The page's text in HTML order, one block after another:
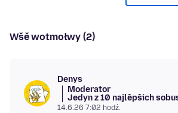
Wšě wotmołwy (2)
Denys
Moderator
Jedyn z 10 najlěpšich
14.6.26 7:02 hodź.